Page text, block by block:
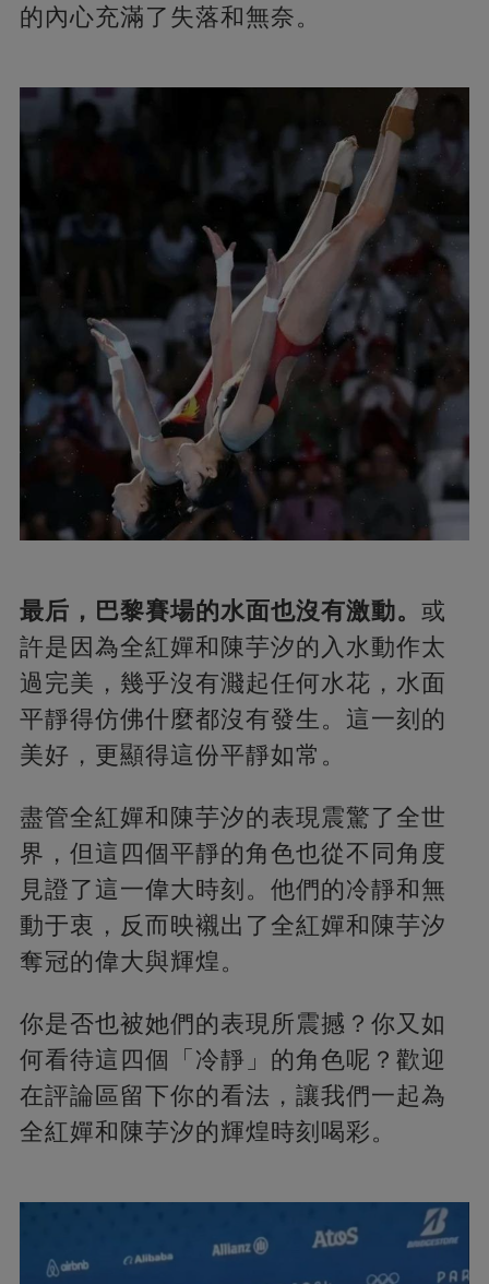
的內心充滿了失落和無奈。
最后，巴黎賽場的水面也沒有激動。 或
許是因為全紅嬋和陳芋汐的入水動作太
過完美，幾乎沒有濺起任何水花，水面
平靜得仿佛什麼都沒有發生。這一刻的
美好，更顯得這份平靜如常。
盡管全紅嬋和陳芋汐的表現震驚了全世
界，但這四個平靜的角色也從不同角度
見證了這一偉大時刻。他們的冷靜和無
動于衷，反而映襯出了全紅嬋和陳芋汐
奪冠的偉大與輝煌​​。
你是否也被她們的表現所震撼？你又如
何看待這四個「冷靜」的角色呢？歡迎
在評論區留下你的看法，讓我們一起為
全紅嬋和陳芋汐的輝煌時刻喝彩。